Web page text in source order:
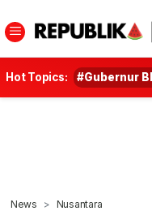
Hot Topics: #Gubernur
News Nusantara